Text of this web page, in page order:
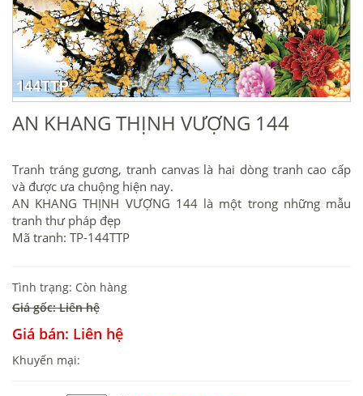
AN KHANG THỊNH VƯỢNG 144
Tranh tráng gương, tranh canvas là hai dòng tranh cao cấp
và được ưa chuộng hiện nay.
AN KHANG THỊNH VƯỢNG 144 là một trong những mẫu
tranh thư pháp đẹp
Mã tranh: TP-144TTP
Tình trạng: Còn hàng
Giá gốc: Liên hệ
Giá bán: Liên hệ
Khuyến mại: